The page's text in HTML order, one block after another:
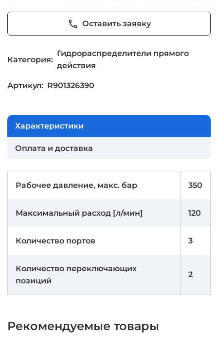
phone Оставить заявку
Категория:
Гидрораспределители прямого
действия
Артикул: R901326390
Характеристики
Оплата и доставка
Рабочее давление, макс. бар 350
Максимальный расход [л/мин] 120
Количество портов 3
Количество переключающих
позиций
2
Рекомендуемые товары